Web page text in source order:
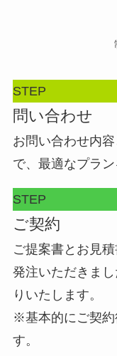
STEP
問い合わせ
お問い合わせ内
で、最適なプラン
STEP
ご契約
ご提案書とお見
発注いただきま
りいたします。
※基本的にご契約
す。